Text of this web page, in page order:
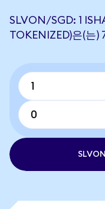
SLVON/SGD: 1
TOKENIZED)은(는)